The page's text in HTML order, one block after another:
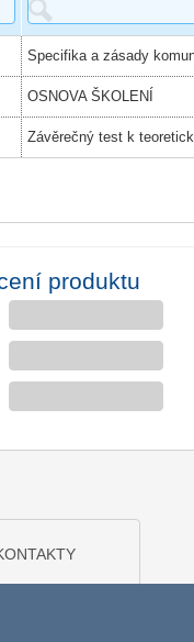
OSNOVA ŠKOLENÍ
produktu